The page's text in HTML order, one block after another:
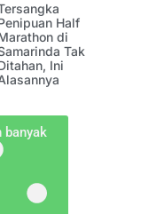
Half
di
Tak
Ini
banyak